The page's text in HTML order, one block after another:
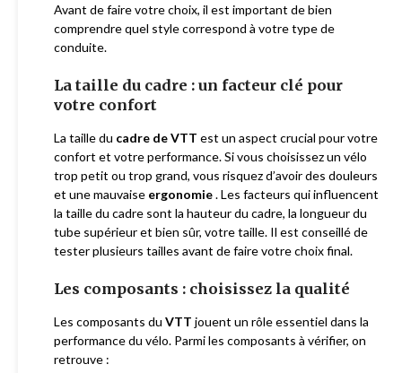
Avant de faire votre choix, il est important de bien
comprendre quel style correspond à votre type de
conduite.
La taille du cadre : un facteur clé pour
votre confort
La taille du cadre de VTT est un aspect crucial pour votre
confort et votre performance. Si vous choisissez un vélo
trop petit ou trop grand, vous risquez d’avoir des douleurs
et une mauvaise ergonomie. Les facteurs qui influencent
la taille du cadre sont la hauteur du cadre, la longueur du
tube supérieur et bien sûr, votre taille. Il est conseillé de
tester plusieurs tailles avant de faire votre choix final.
Les composants : choisissez la qualité
Les composants du VTT jouent un rôle essentiel dans la
performance du vélo. Parmi les composants à vérifier, on
retrouve :